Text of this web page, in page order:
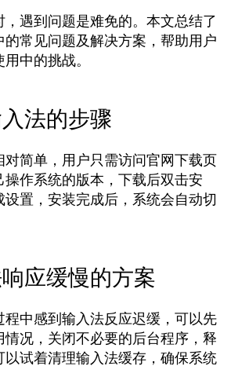
遇到问题是难免的。本文总结了
常见问题及解决方案，帮助用户
中的挑战。
法的步骤
简单，用户只需访问官网下载页
作系统的版本，下载后双击安
置，安装完成后，系统会自动切
应缓慢的方案
中感到输入法反应迟缓，可以先
况，关闭不必要的后台程序，释
以试着清理输入法缓存，确保系统